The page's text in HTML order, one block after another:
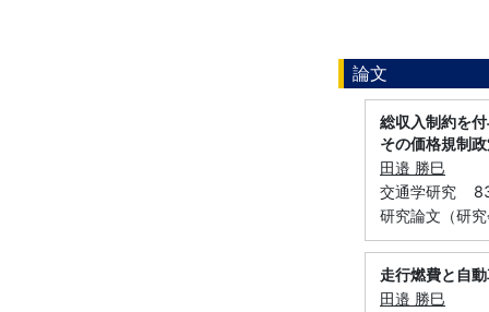
論文
総収入制約を
その価格規制
田邉 勝巳
交通学研究
研究論文（研
走行燃費と自
田邉 勝巳